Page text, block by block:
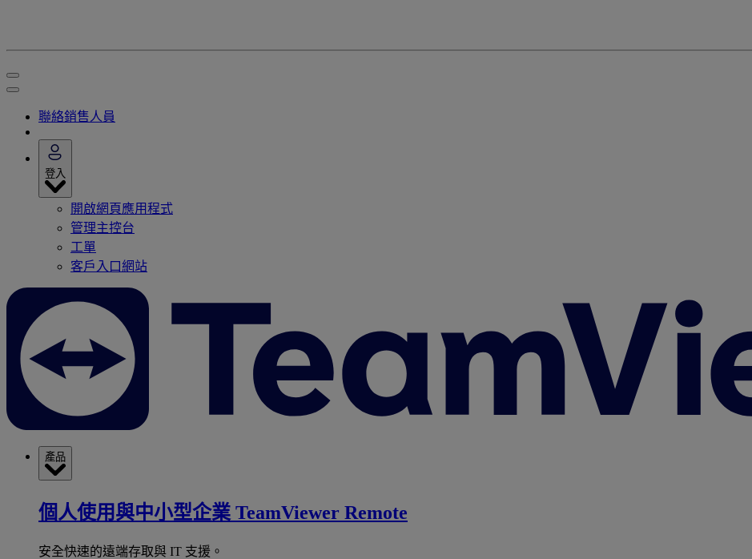
聯絡銷售人員
登入
開啟網頁應用程式
管理主控台
工單
客戶入口網站
產品
個人使用與中小型企業 TeamViewer Remote
安全快速的遠端存取與 IT 支援。